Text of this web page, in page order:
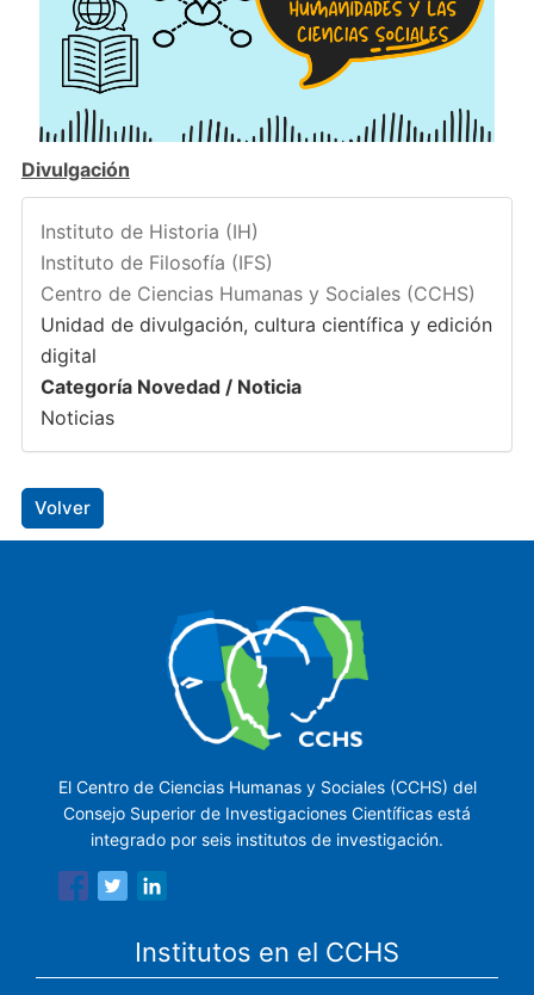
Divulgación
Instituto de Historia (IH)
Instituto de Filosofía (IFS)
Centro de Ciencias Humanas y Sociales (CCHS)
Unidad de divulgación, cultura científica y edición
digital
Categoría Novedad / Noticia
Noticias
Volver
El Centro de Ciencias Humanas y Sociales (CCHS) del
Consejo Superior de Investigaciones Científicas está
integrado por seis institutos de investigación.
Institutos en el CCHS